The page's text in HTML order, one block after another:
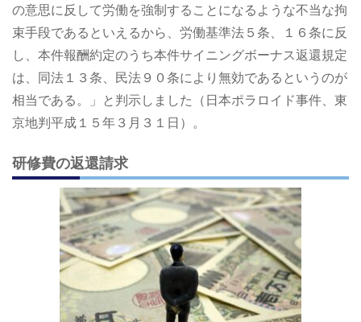
の意思に反して労働を強制することになるような不当な拘
束手段であるといえるから、労働基準法５条、１６条に反
し、本件報酬約定のうち本件サイニングボーナス返還規定
は、同法１３条、民法９０条により無効であるというのが
相当である。」と判示しました（日本ポラロイド事件、東
京地判平成１５年３月３１日）。
研修費の返還請求